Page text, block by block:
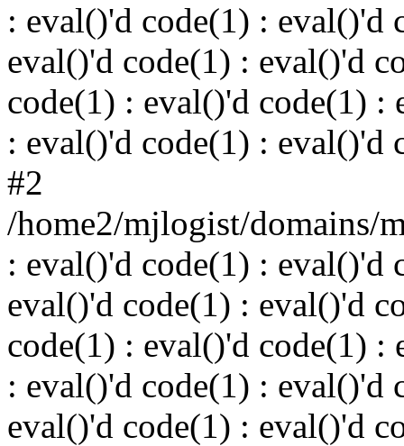
: eval()'d code(1) : eval()'d
eval()'d code(1) : eval()'d
code(1) : eval()'d code(1) :
: eval()'d code(1) : eval()'d
#2
/home2/mjlogist/domains/
: eval()'d code(1) : eval()'d
eval()'d code(1) : eval()'d
code(1) : eval()'d code(1) :
: eval()'d code(1) : eval()'d
eval()'d code(1) : eval()'d